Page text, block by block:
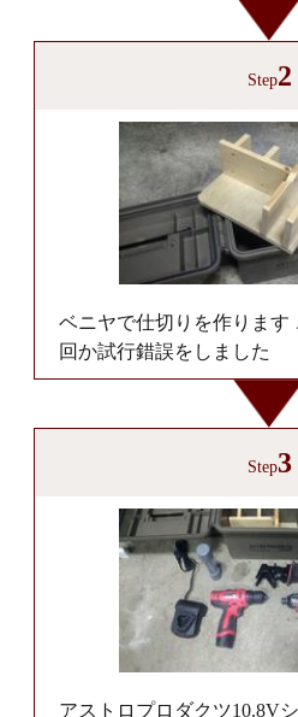
Step2
ベニヤで仕切りを作ります
回か試行錯誤をしました
Step3
アストロプロダクツ10.8V